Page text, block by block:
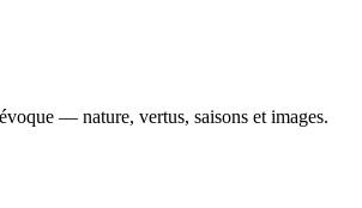
— nature, vertus, saisons et images.